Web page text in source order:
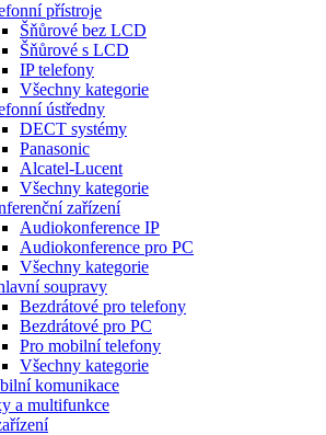
přístroje
Šňůrové bez LCD
Šňůrové s LCD
IP telefony
Všechny kategorie
ústředny
DECT systémy
Panasonic
Alcatel-Lucent
Všechny kategorie
zařízení
Audiokonference IP
Audiokonference pro PC
Všechny kategorie
soupravy
Bezdrátové pro telefony
Bezdrátové pro PC
Pro mobilní telefony
Všechny kategorie
komunikace
a multifunkce